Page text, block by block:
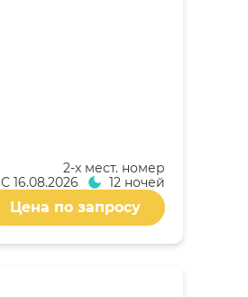
2-x мест. номер
С 16.08.2026 12 ночей
Цена по запросу